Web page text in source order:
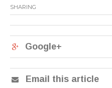
SHARING
Google+
Email this article